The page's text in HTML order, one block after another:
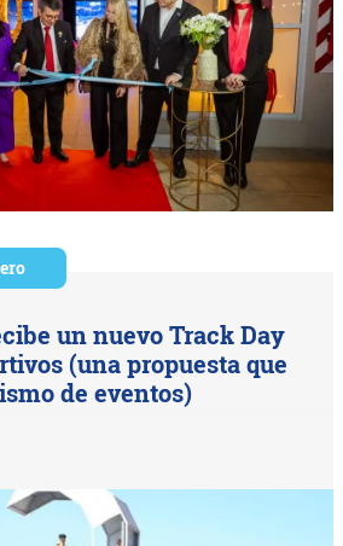
un nuevo Track Day
(una propuesta que
de eventos)